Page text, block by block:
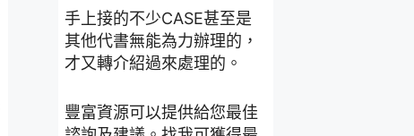
手上接的不少CASE甚至是
其他代書無能為力辦理的，
才又轉介紹過來處理的。
豐富資源可以提供給您最佳